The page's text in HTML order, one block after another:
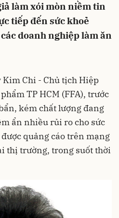
làm xói mòn niềm tin
tiếp đến sức khoẻ
doanh nghiệp làm ăn
Kim Chi - Chủ tịch Hiệp
TP HCM (FFA), trước
kém chất lượng đang
ẩn nhiều rủi ro cho sức
quảng cáo trên mạng
thị trường, trong suốt thời
Hủy